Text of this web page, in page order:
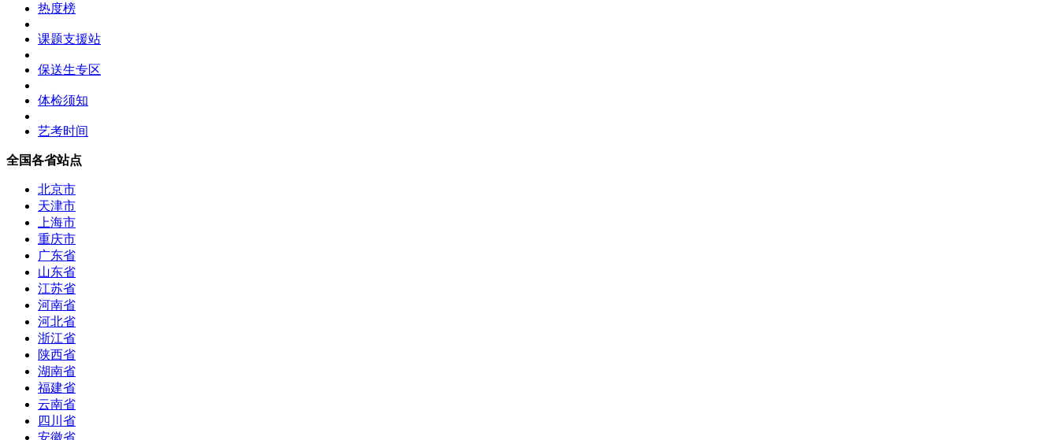
热度榜
课题支援站
保送生专区
体检须知
艺考时间
全国各省站点
北京市
天津市
上海市
重庆市
广东省
山东省
江苏省
河南省
河北省
浙江省
陕西省
湖南省
福建省
云南省
四川省
安徽省